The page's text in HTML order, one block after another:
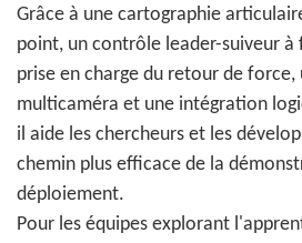
Grâce à une cartographie
point, un contrôle leader-suiveur à
prise en charge du retour de force,
multicaméra et une intégration
il aide les chercheurs et les
chemin plus efficace de la
déploiement.
Pour les équipes explorant